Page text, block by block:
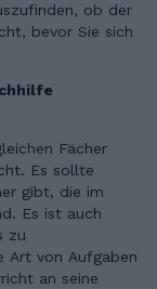
ob der
bevor Sie sich
Fächer
Es sollte
gibt, die im
Es ist auch
zu
Art von Aufgaben
an seine